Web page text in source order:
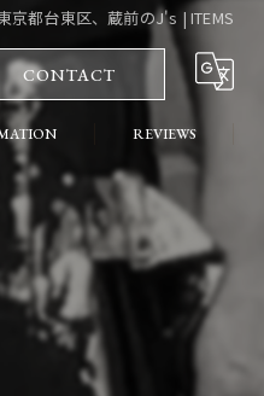
京都台東区、蔵前のJ's | ITEMS
CONTACT
REVIEWS